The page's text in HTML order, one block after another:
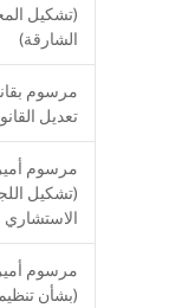
(تشكيل
الشارقة)
تعديل القانون رقم 3
(تشكيل
الاستشاري
(بشأن